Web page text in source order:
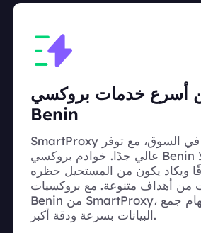
أسرع خدمات بروكسي
Benin
SmartProxy من بين الأسرع في السوق، مع توفر
عالي جدًا. خوادم بروكسي Benin لدينا توفر وصولًا
ويكاد يكون من المستحيل حظره
من أهداف متنوعة. مع بروكسيات
Benin من SmartProxy، يمكنك إكمال مهام جمع
البيانات بسرعة ودقة أكبر.